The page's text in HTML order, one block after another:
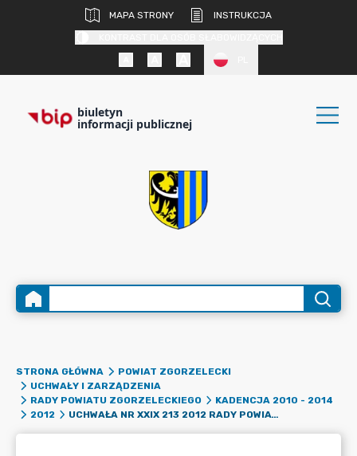
MAPA STRONY
INSTRUKCJA
biuletyn
informacji publicznej
STRONA GŁÓWNA
POWIAT ZGORZELECKI
UCHWAŁY I ZARZĄDZENIA
RADY POWIATU ZGORZELECKIEGO
KADENCJA 2010 - 2014
2012
UCHWAŁA NR XXIX 213 2012 RADY POWIATU ZGORZELECKIEGO Z DNIA 29 LISTOPADA 2012 R. W SPRAWIE PROGRAMU WSPÓŁPRACY POWIATU ZGORZELECKIEGO Z ORGANIZACJAMI POZARZĄDOWYMI I INNYMI UPRAWNIONYMI PODMIOTAMI W ROKU 2013.